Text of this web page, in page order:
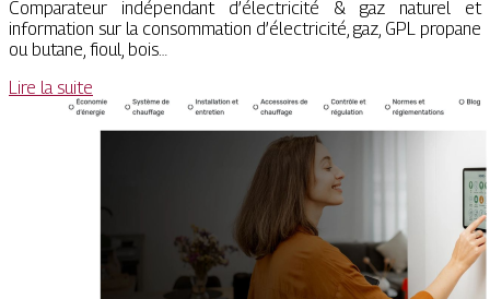
Comparateur indépendant d’électricité & gaz naturel et
information sur la consommation d’électricité, gaz, GPL propane
ou butane, fioul, bois…
Lire la suite